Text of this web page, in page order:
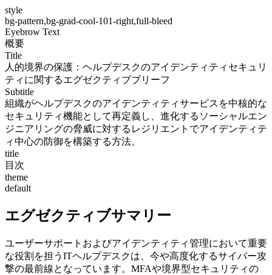
style
bg-pattern,bg-grad-cool-101-right,full-bleed
Eyebrow Text
概要
Title
人的境界の保護：ヘルプデスクのアイデンティティセキュリ
ティに関するエグゼクティブブリーフ
Subtitle
組織がヘルプデスクのアイデンティティサービスを中核的な
セキュリティ機能として再定義し、進化するソーシャルエン
ジニアリングの脅威に対するレジリエントでアイデンティテ
ィ中心の防御を構築する方法。
title
目次
theme
default
エグゼクティブサマリー
ユーザーサポートおよびアイデンティティ管理において重要
な役割を担うITヘルプデスクは、今や高度化するサイバー攻
撃の最前線となっています。MFAや境界型セキュリティの